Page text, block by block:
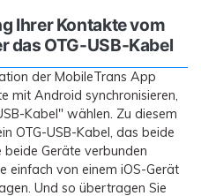
Ihrer Kontakte vom
das OTG-USB-Kabel
der MobileTrans App
mit Android synchronisieren,
Kabel" wählen. Zu diesem
OTG-USB-Kabel, das beide
Geräte verbunden
einfach von einem iOS-Gerät
Und so übertragen Sie